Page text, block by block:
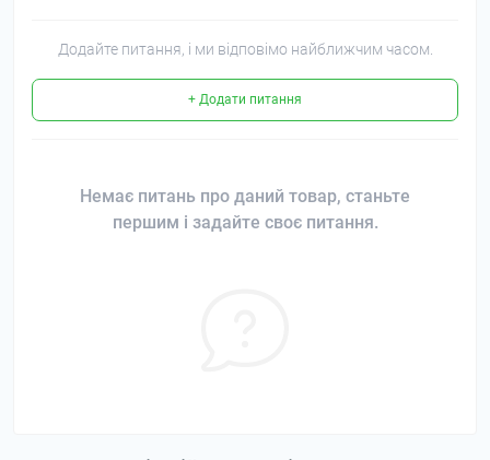
Додайте питання, і ми відповімо найближчим часом.
+ Додати питання
Немає питань про даний товар, станьте
першим і задайте своє питання.